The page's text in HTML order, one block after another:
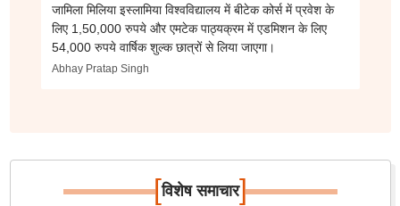
जामिला मिलिया इस्लामिया विश्वविद्यालय में बीटेक कोर्स में प्रवेश के
लिए 1,50,000 रुपये और एमटेक पाठ्यक्रम में एडमिशन के लिए
54,000 रुपये वार्षिक शुल्क छात्रों से लिया जाएगा।
Abhay Pratap Singh
[विशेष समाचार]